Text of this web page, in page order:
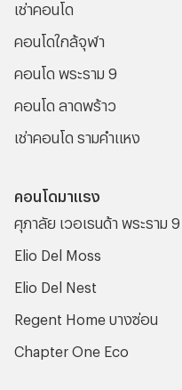
เช่าคอนโด
คอนโดใกล้จุฬา
คอนโด พระราม 9
คอนโด ลาดพร้าว
เช่าคอนโด รามคําแหง
คอนโดมาแรง
ศุภาลัย เวอเรนด้า พระราม 9
Elio Del Moss
Elio Del Nest
Regent Home บางซ่อน
Chapter One Eco